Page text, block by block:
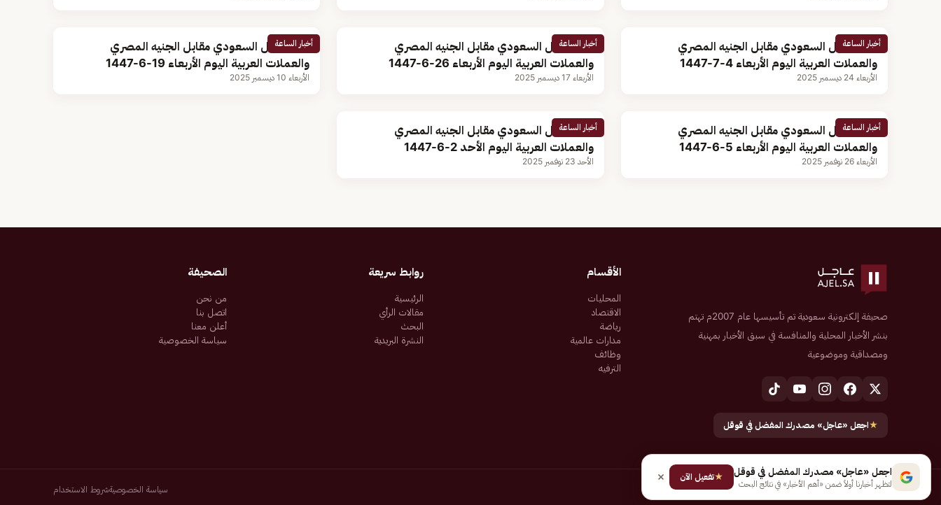
أخبار الساعة
سعر الريال السعودي مقابل الجنيه المصري
والعملات العربية اليوم الأربعاء 4-7-1447
الأربعاء 24 ديسمبر 2025
أخبار الساعة
سعر الريال السعودي مقابل الجنيه المصري
والعملات العربية اليوم الأربعاء 26-6-1447
الأربعاء 17 ديسمبر 2025
أخبار الساعة
سعر الريال السعودي مقابل الجنيه المصري
والعملات العربية اليوم الأربعاء 19-6-1447
الأربعاء 10 ديسمبر 2025
أخبار الساعة
سعر الريال السعودي مقابل الجنيه المصري
والعملات العربية اليوم الأربعاء 5-6-1447
الأربعاء 26 نوفمبر 2025
أخبار الساعة
سعر الريال السعودي مقابل الجنيه المصري
والعملات العربية اليوم الأحد 2-6-1447
الأحد 23 نوفمبر 2025
صحيفة إلكترونية سعودية تم تأسيسها عام 2007م تهتم
بنشر الأخبار المحلية والمنافسة في سبق الأخبار بمهنية
ومصداقية وموضوعية
★اجعل «عاجل» مصدرك المفضل في قوقل
الأقسام
المحليات
الاقتصاد
رياضة
مدارات عالمية
وظائف
الترفيه
روابط سريعة
الرئيسية
مقالات الرأي
البحث
النشرة البريدية
الصحيفة
من نحن
اتصل بنا
أعلن معنا
سياسة الخصوصية
جميع الحقوق محفوظة لـ شركة إيجاز للنشر الإلكتروني المالكة لصحيفة عاجل سياسة الخصوصيةشروط الاستخدام
اجعل «عاجل» مصدرك المفضل في قوقل
لتظهر أخبارنا أولاً ضمن «أهم الأخبار» في نتائج البحث
★تفعيل الآن